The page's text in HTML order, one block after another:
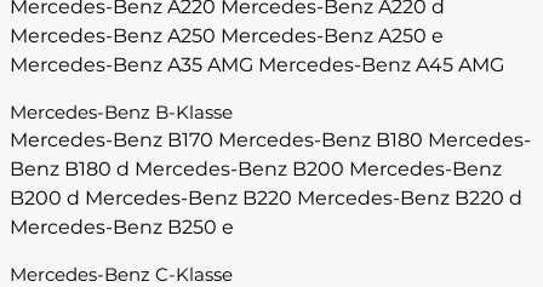
Mercedes-Benz A220 Mercedes-Benz A220 d
Mercedes-Benz A250 Mercedes-Benz A250 e
Mercedes-Benz A35 AMG Mercedes-Benz A45 AMG
Mercedes-Benz B-Klasse
Mercedes-Benz B170 Mercedes-Benz B180 Mercedes-
Benz B180 d Mercedes-Benz B200 Mercedes-Benz
B200 d Mercedes-Benz B220 Mercedes-Benz B220 d
Mercedes-Benz B250 e
Mercedes-Benz C-Klasse